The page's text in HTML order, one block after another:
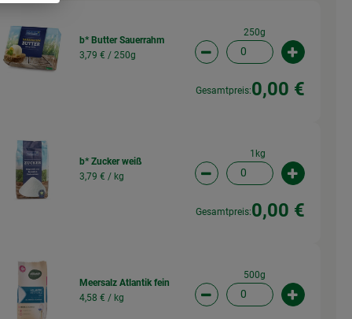
ändern
b* Butter Sauerrahm
3,79 € / 250g
250g
Artikelanzahl verringern
Gesamtpreis:0,00 €
ändern
b* Zucker weiß
3,79 € / kg
1kg
Artikelanzahl verringern
Gesamtpreis:0,00 €
ändern
Meersalz Atlantik fein
4,58 € / kg
500g
Artikelanzahl verringern